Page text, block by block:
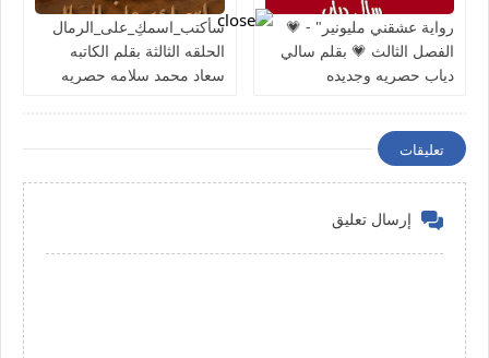
رواية عشقني مليونير" - 💗
الفصل الثالث 💗 بقلم سالي
دياب حصريه وجديده
سأكتب_اسمكِ_على_الرمال
الحلقه الثالثة بقلم الكاتبه
سعاد محمد سلامه حصريه
تعليقات
إرسال تعليق